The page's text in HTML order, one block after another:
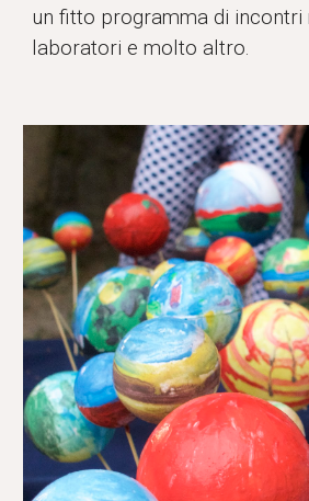
un fitto programma di incontri
laboratori e molto altro.